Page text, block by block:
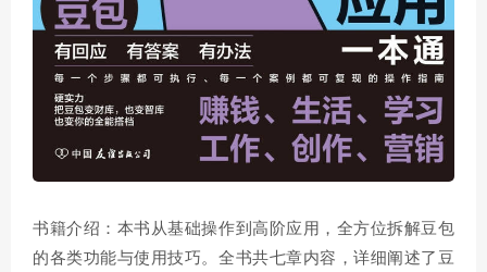
书籍介绍：本书从基础操作到高阶应用，全方位拆解豆包
的各类功能与使用技巧。全书共七章内容，详细阐述了豆